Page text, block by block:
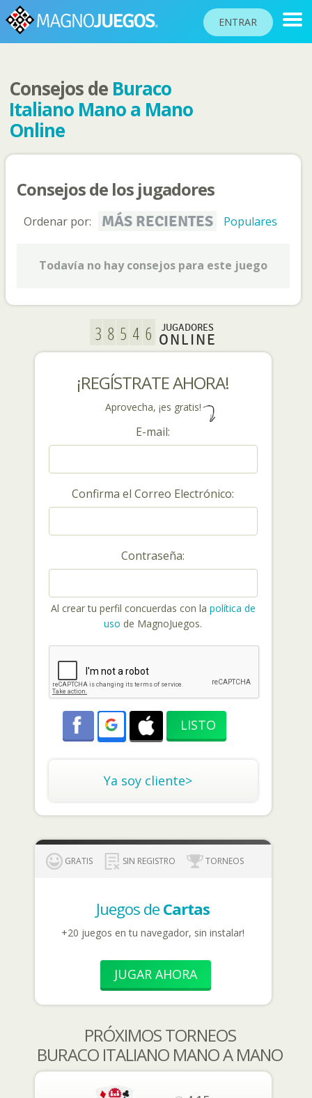
ENTRAR
RANKINGS
TORNEOS
COMUNIDAD
PASAPORTE
JUGAR
Idioma del sitio
Consejos de Buraco
Italiano Mano a Mano
Online
Consejos de los jugadores
Ordenar por: MÁS RECIENTES Populares
Todavía no hay consejos para este juego
JUGADORES
ONLINE
¡REGÍSTRATE AHORA!
Aprovecha, ¡es gratis!
E-mail:
Confirma el Correo Electrónico:
Contraseña:
Al crear tu perfil concuerdas con la política de
uso de MagnoJuegos.
Ya soy cliente>
GRATIS SIN REGISTRO TORNEOS
Juegos de Cartas
+20 juegos en tu navegador, sin instalar!
JUGAR AHORA
PRÓXIMOS TORNEOS
BURACO ITALIANO MANO A MANO